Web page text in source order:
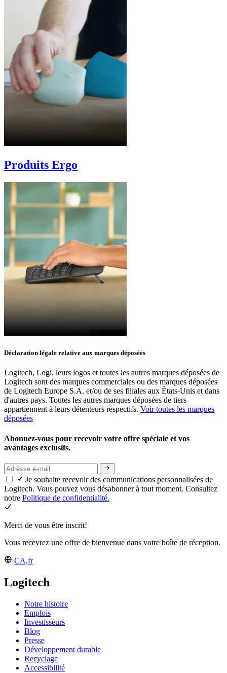
Produits Ergo
Déclaration légale relative aux marques déposées
Logitech, Logi, leurs logos et toutes les autres marques déposées de
Logitech sont des marques commerciales ou des marques déposées
de Logitech Europe S.A. et/ou de ses filiales aux États-Unis et dans
d'autres pays. Toutes les autres marques déposées de tiers
appartiennent à leurs détenteurs respectifs. Voir toutes les marques
déposées
Abonnez-vous pour recevoir votre offre spéciale et vos
avantages exclusifs.
Je souhaite recevoir des communications personnalisées de
Logitech. Vous pouvez vous désabonner à tout moment. Consultez
notre Politique de confidentialité.
Merci de vous être inscrit!
Vous recevrez une offre de bienvenue dans votre boîte de réception.
CA,fr
Logitech
Notre histoire
Emplois
Investisseurs
Blog
Presse
Développement durable
Recyclage
Accessibilité